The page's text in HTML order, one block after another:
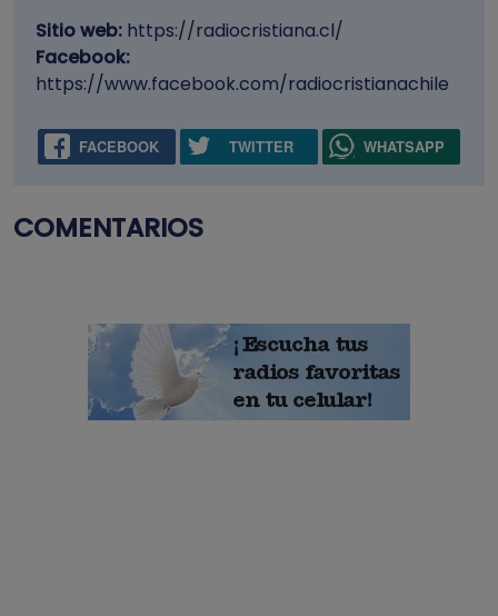
Sitio web: https://radiocristiana.cl/
Facebook:
https://www.facebook.com/radiocristianachile
FACEBOOK TWITTER WHATSAPP
COMENTARIOS